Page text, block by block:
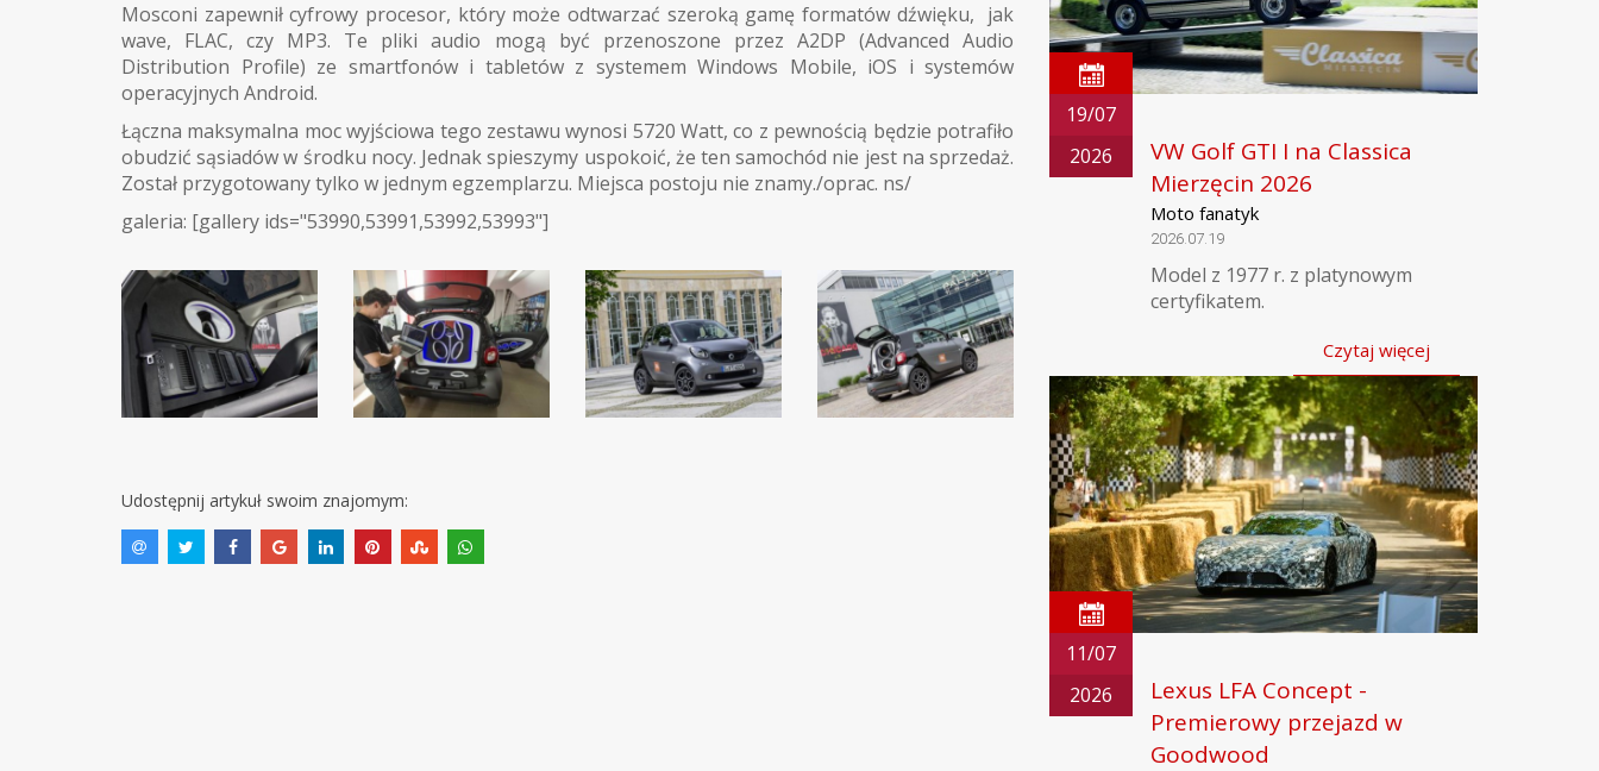
Mosconi zapewnił cyfrowy procesor, który może odtwarzać szeroką gamę formatów dźwięku, jak
wave, FLAC, czy MP3. Te pliki audio mogą być przenoszone przez A2DP (Advanced Audio
Distribution Profile) ze smartfonów i tabletów z systemem Windows Mobile, iOS i systemów
operacyjnych Android.
Łączna maksymalna moc wyjściowa tego zestawu wynosi 5720 Watt, co z pewnością będzie potrafiło
obudzić sąsiadów w środku nocy. Jednak spieszymy uspokoić, że ten samochód nie jest na sprzedaż.
Został przygotowany tylko w jednym egzemplarzu. Miejsca postoju nie znamy./oprac. ns/
galeria: [gallery ids="53990,53991,53992,53993"]
Udostępnij artykuł swoim znajomym:
19/07
2026
VW Golf GTI I na Classica
Mierzęcin 2026
Moto fanatyk
2026.07.19
Model z 1977 r. z platynowym
certyfikatem.
Czytaj więcej
11/07
2026
Lexus LFA Concept -
Premierowy przejazd w
Goodwood